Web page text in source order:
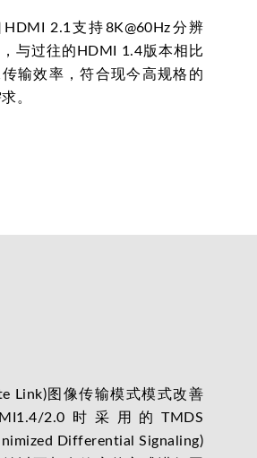
2.1支持8K@60Hz分辨
与过往的HDMI 1.4版本相比
输效率，符合现今高规格的
。
Link)图像传输模式模式改善
2.0时采用的TMDS
Differential Signaling)